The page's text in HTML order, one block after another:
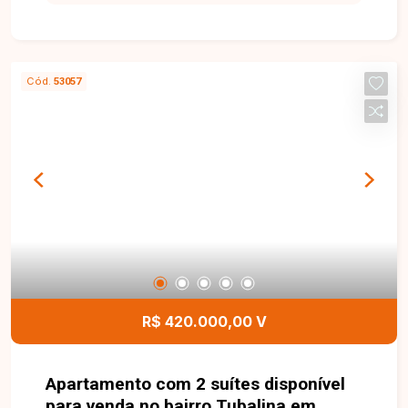
pronta para apresentar todos os detalhes deste
imóvel e ajudar você a encontrar o imóvel ideal
para morar ou investir.
Cód. 53057
R$ 420.000,00 V
Apartamento com 2 suítes disponível